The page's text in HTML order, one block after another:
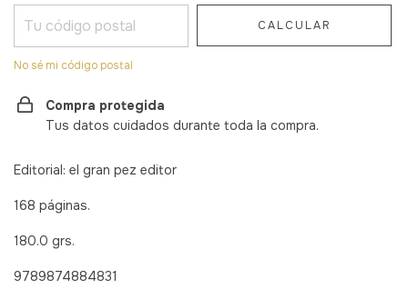
CALCULAR
No sé mi código postal
Compra protegida
Tus datos cuidados durante toda la compra.
Editorial: el gran pez editor
168 páginas.
180.0 grs.
9789874884831